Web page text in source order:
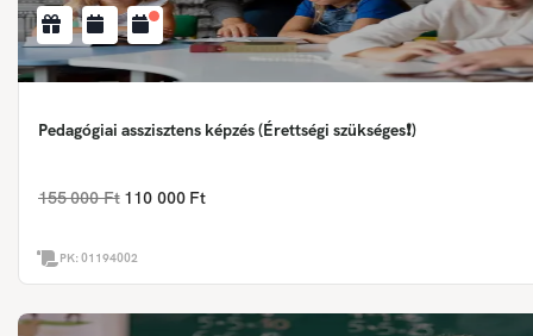
Pedagógiai asszisztens képzés (Érettségi szükséges❗)
155 000 Ft 110 000 Ft
PK:01194002